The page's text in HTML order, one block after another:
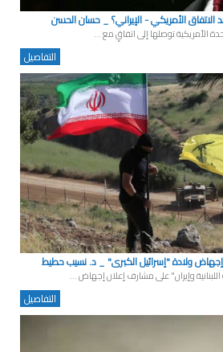
الاتفاق الأمريكي - الإيراني؟ _ حسان الحسن
الأمريكية توصلها إلى اتفاقٍ مع ...
التفاصيل
وإجهاض ولادة "إسرائيل الكبرى" _ د. نسيب حطيط
وإيران" على مشارف إعلان إجهاض ...
التفاصيل